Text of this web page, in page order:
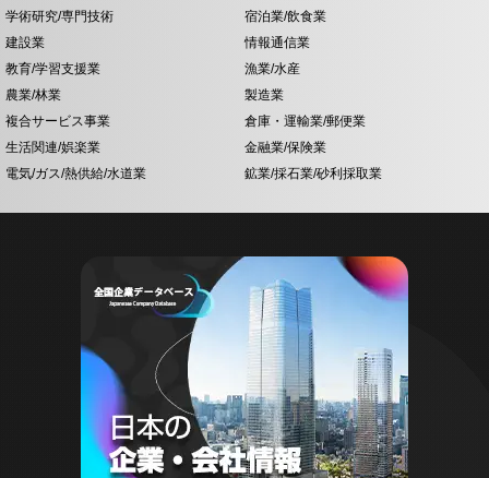
学術研究/専門技術
宿泊業/飲食業
建設業
情報通信業
教育/学習支援業
漁業/水産
農業/林業
製造業
複合サービス事業
倉庫・運輸業/郵便業
生活関連/娯楽業
金融業/保険業
電気/ガス/熱供給/水道業
鉱業/採石業/砂利採取業